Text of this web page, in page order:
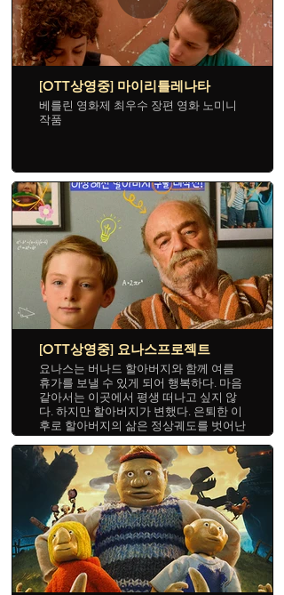
[OTT상영중] 마이리틀레나타
베를린 영화제 최우수 장편 영화 노미니
작품
[OTT상영중] 요나스프로젝트
요나스는 버나드 할아버지와 함께 여름
휴가를 보낼 수 있게 되어 행복하다. 마음
같아서는 이곳에서 평생 떠나고 싶지 않
다. 하지만 할아버지가 변했다. 은퇴한 이
후로 할아버지의 삶은 정상궤도를 벗어난
것만 같다. 요나스는 털털한 성격의 소녀
알렉스와 함께 할아버지를 예전처럼 되돌
려 놓기 위해 좋은 아이디어를 생각해낸